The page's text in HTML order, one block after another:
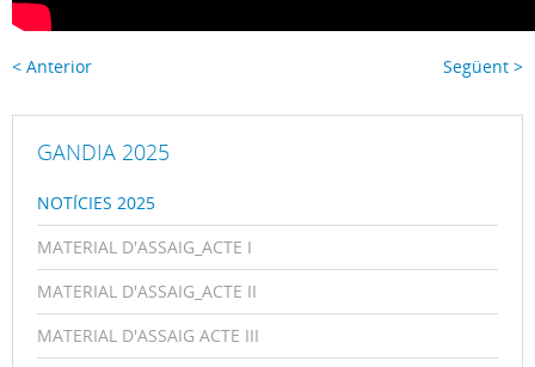
< Anterior Següent >
GANDIA 2025
NOTÍCIES 2025
MATERIAL D'ASSAIG_ACTE I
MATERIAL D'ASSAIG_ACTE II
MATERIAL D'ASSAIG ACTE III